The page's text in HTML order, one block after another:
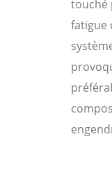
touché
fatigue